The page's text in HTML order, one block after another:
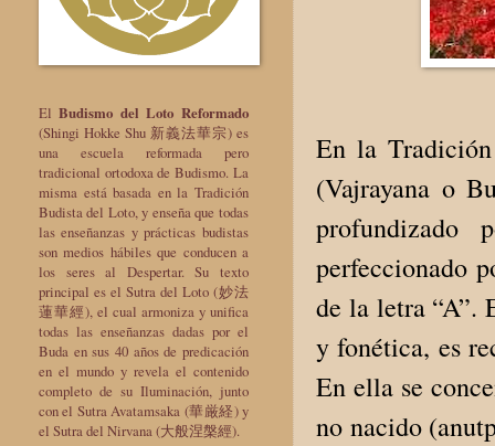
En la
(Vajrayana o
profundizado
perfeccionado
de la letra “A”.
y fonética, es
En ella se
no nacido
ElBudismo del Loto Reformado
(Shingi Hokke Shu 新義法華宗) es
una escuela reformada pero
tradicional ortodoxa de Budismo. La
misma está basada en la Tradición
Budista del Loto, y enseña que todas
las enseñanzas y prácticas budistas
son medios hábiles que conducen a
los seres al Despertar. Su texto
principal es el Sutra del Loto (妙法
蓮華經), el cual armoniza y unifica
todas las enseñanzas dadas por el
Buda en sus 40 años de predicación
en el mundo y revela el contenido
completo de su Iluminación, junto
con el Sutra Avatamsaka (華厳経) y
el Sutra del Nirvana (大般涅槃經).